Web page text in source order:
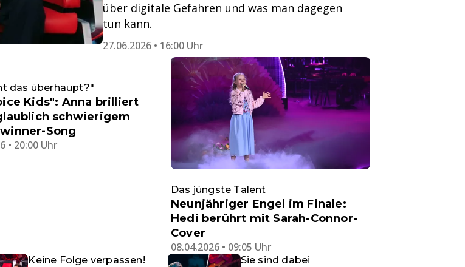
über digitale Gefahren und was man dagegen
tun kann.
27.06.2026 • 16:00 Uhr
das überhaupt?"
Kids": Anna brilliert
schwierigem
Song
• 20:00 Uhr
Das jüngste Talent
Neunjähriger Engel im Finale:
Hedi berührt mit Sarah-Connor-
Cover
08.04.2026 • 09:05 Uhr
Keine Folge verpassen! Sie sind dabei